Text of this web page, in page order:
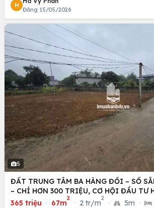
H
Đăng 15/05/2026
5
ĐẤT TRUNG TÂM BA HÀNG ĐỒI – SỔ
– CHỈ HƠN 300 TRIỆU, CƠ HỘI ĐẦU TƯ
365 triệu · 67m
2
· 2 tr/m
2
· 5m ·